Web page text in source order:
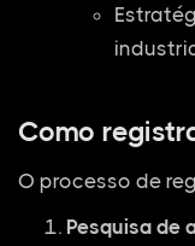
Como
O processo de
Pesquisa de